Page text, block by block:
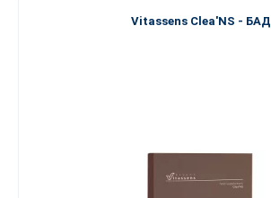
Vitassens Clea'NS - БАД